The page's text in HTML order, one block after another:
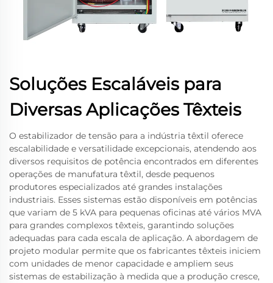
Soluções Escaláveis para
Diversas Aplicações Têxteis
O estabilizador de tensão para a indústria têxtil oferece
escalabilidade e versatilidade excepcionais, atendendo aos
diversos requisitos de potência encontrados em diferentes
operações de manufatura têxtil, desde pequenos
produtores especializados até grandes instalações
industriais. Esses sistemas estão disponíveis em potências
que variam de 5 kVA para pequenas oficinas até vários MVA
para grandes complexos têxteis, garantindo soluções
adequadas para cada escala de aplicação. A abordagem de
projeto modular permite que os fabricantes têxteis iniciem
com unidades de menor capacidade e ampliem seus
sistemas de estabilização à medida que a produção cresce,